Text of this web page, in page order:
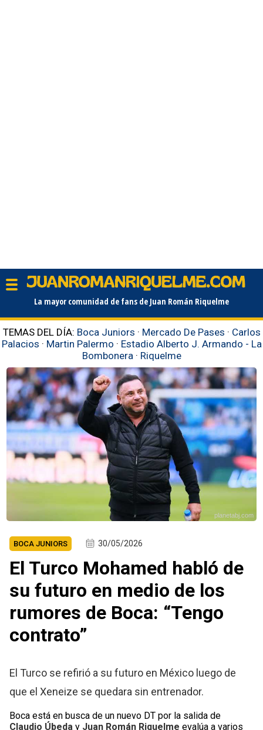
La mayor comunidad de fans de Juan Román Riquelme
TEMAS DEL DÍA: Boca Juniors · Mercado De Pases · Carlos
Palacios · Martin Palermo · Estadio Alberto J. Armando - La
Bombonera · Riquelme
planetabj.com
BOCA JUNIORS 30/05/2026
El Turco Mohamed habló de
su futuro en medio de los
rumores de Boca: “Tengo
contrato”
El Turco se refirió a su futuro en México luego de
que el Xeneize se quedara sin entrenador.
Boca está en busca de un nuevo DT por la salida de
Claudio Úbeda y Juan Román Riquelme evalúa a varios